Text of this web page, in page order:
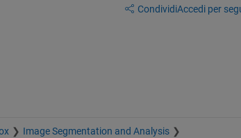
CondividiAccedi per
Image Segmentation and Analysis